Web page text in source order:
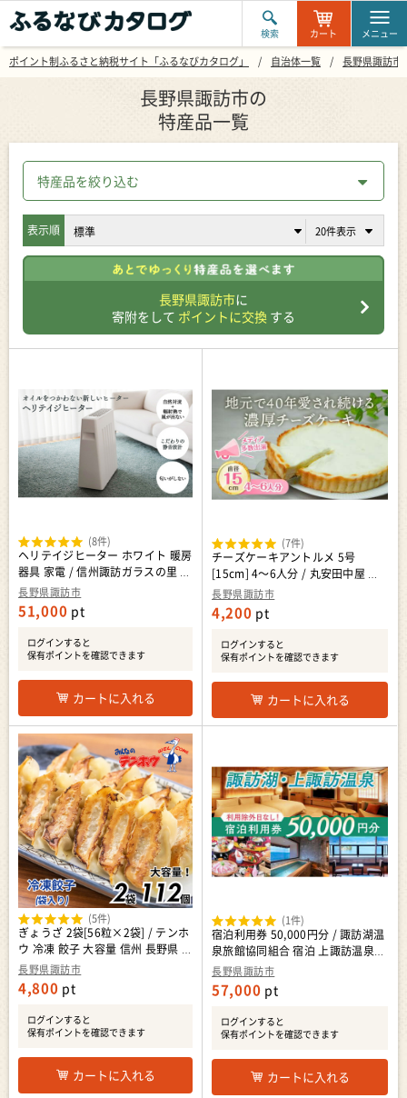
検索 カート メニュー
ポイント制ふるさと納税サイト「ふるなびカタログ」 自治体一覧 長野県諏訪市
長野県諏訪市の
特産品一覧
特産品を絞り込む
表示順
長野県諏訪市に
寄附をして ポイントに交換 する
長野県諏訪市
ヘリテイジヒーター ホワイト 暖房
器具 家電 / 信州諏訪ガラスの里 ユ
ーレックス SUWAプレミアム 信州
長野県 諏訪市 諏訪 [11-71WT]
(8件)
51,000 pt
ログインすると
保有ポイントを確認できます
カートに入れる
長野県諏訪市
チーズケーキアントルメ 5号
[15cm] 4～6人分 / 丸安田中屋 チ
ーズケーキ 菓子 洋菓子 信州 長野
県 諏訪市 諏訪 [18-01]
(7件)
4,200 pt
ログインすると
保有ポイントを確認できます
カートに入れる
長野県諏訪市
ぎょうざ 2袋[56粒×2袋] / テンホ
ウ 冷凍 餃子 大容量 信州 長野県 諏
訪市 諏訪 [21-01]
(5件)
4,800 pt
ログインすると
保有ポイントを確認できます
カートに入れる
長野県諏訪市
宿泊利用券 50,000円分 / 諏訪湖温
泉旅館協同組合 宿泊 上諏訪温泉
諏訪湖 信州 長野県 諏訪市 諏訪
[44-09]
(1件)
57,000 pt
ログインすると
保有ポイントを確認できます
カートに入れる